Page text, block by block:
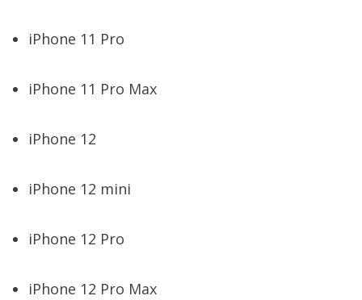
iPhone 11 Pro
iPhone 11 Pro Max
iPhone 12
iPhone 12 mini
iPhone 12 Pro
iPhone 12 Pro Max